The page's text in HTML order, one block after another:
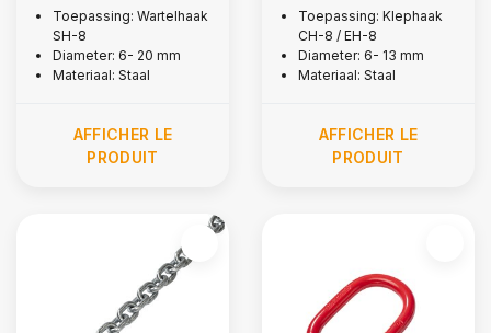
manille pivotant,
Toepassing: Wartelhaak
SH-8
Diameter: 6- 20 mm
Materiaal: Staal
AFFICHER LE
PRODUIT
levage à chape,
Grade 80
Toepassing: Klephaak
CH-8 / EH-8
Diameter: 6- 13 mm
Materiaal: Staal
AFFICHER LE
PRODUIT